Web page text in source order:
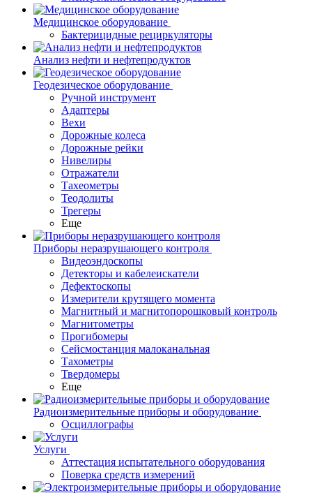
Медицинское оборудование
Бактерицидные рециркуляторы
Анализ нефти и нефтепродуктов
Геодезическое оборудование
Ручной инструмент
Адаптеры
Вехи
Дорожные колеса
Дорожные рейки
Нивелиры
Отражатели
Тахеометры
Теодолиты
Трегеры
Еще
Приборы неразрушающего контроля
Видеоэндоскопы
Детекторы и кабелеискатели
Дефектоскопы
Измерители крутящего момента
Магнитный и магнитопорошковый контроль
Магнитометры
Прогибомеры
Сейсмостанция малоканальная
Тахометры
Твердомеры
Еще
Радиоизмерительные приборы и оборудование
Осциллографы
Услуги
Аттестация испытательного оборудования
Поверка средств измерений